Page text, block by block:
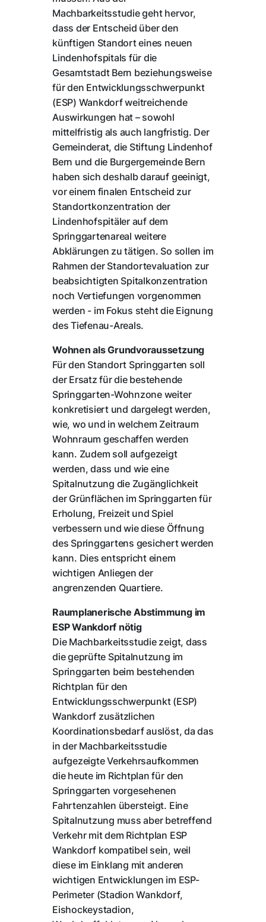
Machbarkeitsstudie geht hervor,
dass der Entscheid über den
künftigen Standort eines neuen
Lindenhofspitals für die
Gesamtstadt Bern beziehungsweise
für den Entwicklungsschwerpunkt
(ESP) Wankdorf weitreichende
Auswirkungen hat – sowohl
mittelfristig als auch langfristig. Der
Gemeinderat, die Stiftung Lindenhof
Bern und die Burgergemeinde Bern
haben sich deshalb darauf geeinigt,
vor einem finalen Entscheid zur
Standortkonzentration der
Lindenhofspitäler auf dem
Springgartenareal weitere
Abklärungen zu tätigen. So sollen im
Rahmen der Standortevaluation zur
beabsichtigten Spitalkonzentration
noch Vertiefungen vorgenommen
werden - im Fokus steht die Eignung
des Tiefenau-Areals.
Wohnen als Grundvoraussetzung
Für den Standort Springgarten soll
der Ersatz für die bestehende
Springgarten-Wohnzone weiter
konkretisiert und dargelegt werden,
wie, wo und in welchem Zeitraum
Wohnraum geschaffen werden
kann. Zudem soll aufgezeigt
werden, dass und wie eine
Spitalnutzung die Zugänglichkeit
der Grünflächen im Springgarten für
Erholung, Freizeit und Spiel
verbessern und wie diese Öffnung
des Springgartens gesichert werden
kann. Dies entspricht einem
wichtigen Anliegen der
angrenzenden Quartiere.
Raumplanerische Abstimmung im
ESP Wankdorf nötig
Die Machbarkeitsstudie zeigt, dass
die geprüfte Spitalnutzung im
Springgarten beim bestehenden
Richtplan für den
Entwicklungsschwerpunkt (ESP)
Wankdorf zusätzlichen
Koordinationsbedarf auslöst, da das
in der Machbarkeitsstudie
aufgezeigte Verkehrsaufkommen
die heute im Richtplan für den
Springgarten vorgesehenen
Fahrtenzahlen übersteigt. Eine
Spitalnutzung muss aber betreffend
Verkehr mit dem Richtplan ESP
Wankdorf kompatibel sein, weil
diese im Einklang mit anderen
wichtigen Entwicklungen im ESP-
Perimeter (Stadion Wankdorf,
Eishockeystadion,